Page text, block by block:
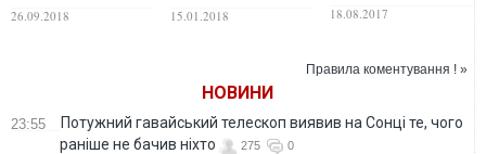
методи замість
26.09.2018 15.01.2018
18.08.2017
Правила коментування ! »
НОВИНИ
23:55
Потужний гавайський телескоп виявив на Сонці те, чого
раніше не бачив ніхто
275 0